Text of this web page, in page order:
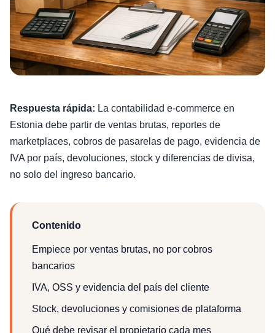
Respuesta rápida: La contabilidad e-commerce en
Estonia debe partir de ventas brutas, reportes de
marketplaces, cobros de pasarelas de pago, evidencia de
IVA por país, devoluciones, stock y diferencias de divisa,
no solo del ingreso bancario.
Contenido
Empiece por ventas brutas, no por cobros
bancarios
IVA, OSS y evidencia del país del cliente
Stock, devoluciones y comisiones de plataforma
Qué debe revisar el propietario cada mes